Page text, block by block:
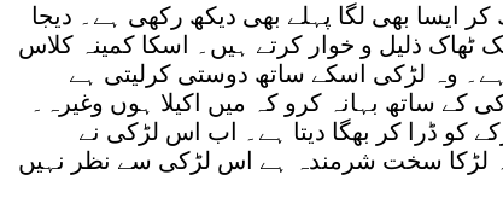
بھی لگا پہلے بھی دیکھ رکھی ہے۔ دیجا
ٹھاک ذلیل و خوار کرتے ہیں۔ اسکا کمینہ کلاس
ہے۔ وہ لڑکی اسکے ساتھ دوستی کرلیتی ہے
کے ساتھ بہانہ کرو کہ میں اکیلا ہوں وغیرہ۔
کو ڈرا کر بھگا دیتا ہے۔ اب اس لڑکی نے
یہ لڑکا سخت شرمندہ ہے اس لڑکی سے نظر نہیں